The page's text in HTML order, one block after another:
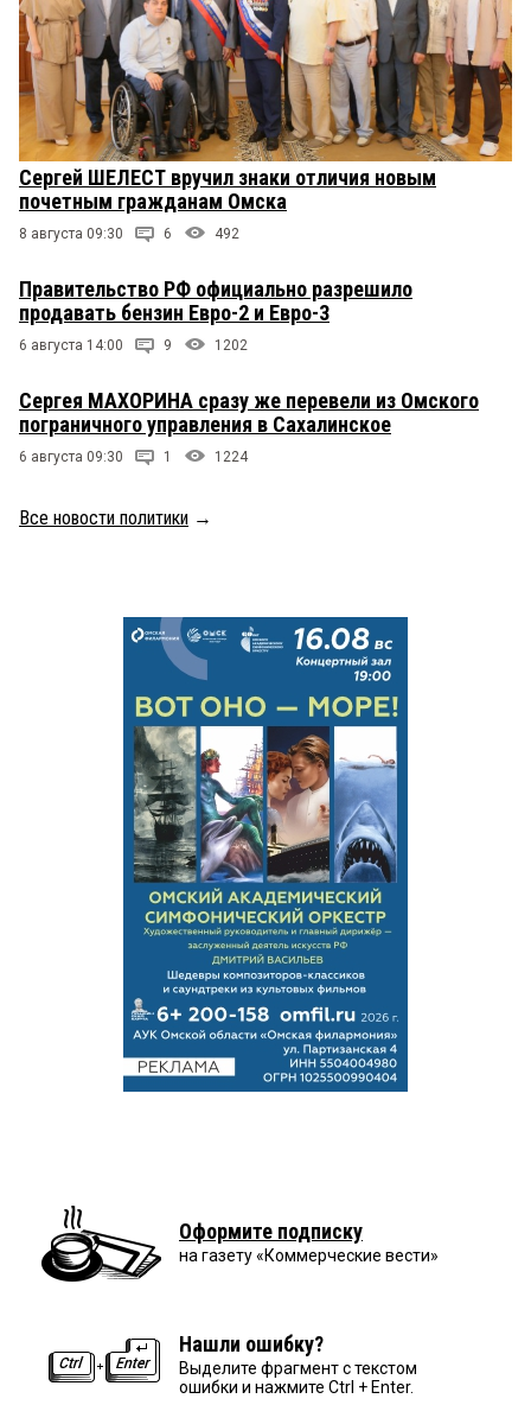
Сергей ШЕЛЕСТ вручил знаки отличия новым
почетным гражданам Омска
8 августа 09:30 6 492
Правительство РФ официально разрешило
продавать бензин Евро-2 и Евро-3
6 августа 14:00 9 1202
Сергея МАХОРИНА сразу же перевели из Омского
пограничного управления в Сахалинское
6 августа 09:30 1 1224
Все новости политики →
Оформите подписку
на газету «Коммерческие вести»
Нашли ошибку?
Выделите фрагмент с текстом
ошибки и нажмите Ctrl + Enter.